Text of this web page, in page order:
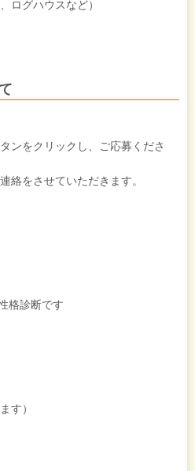
ログハウスなど）
ンをクリックし、ご応募くださ
絡をさせていただきます。
格診断です
す）